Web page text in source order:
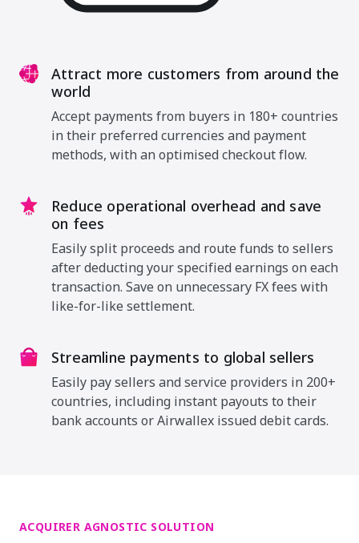
Attract more customers from around the
world
Accept payments from buyers in 180+ countries
in their preferred currencies and payment
methods, with an optimised checkout flow.
Reduce operational overhead and save
on fees
Easily split proceeds and route funds to sellers
after deducting your specified earnings on each
transaction. Save on unnecessary FX fees with
like-for-like settlement.
Streamline payments to global sellers
Easily pay sellers and service providers in 200+
countries, including instant payouts to their
bank accounts or Airwallex issued debit cards.
ACQUIRER AGNOSTIC SOLUTION